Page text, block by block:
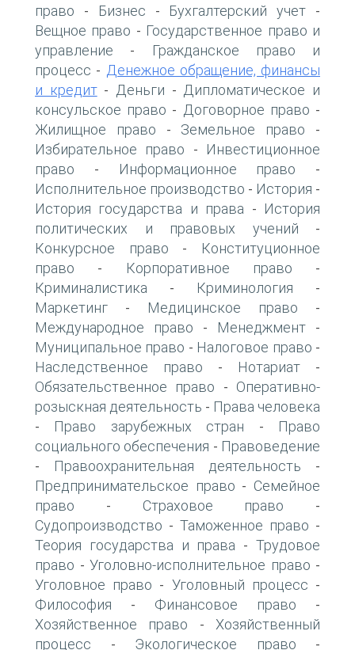
право - Бизнес - Бухгалтерский учет -
Вещное право - Государственное право и
управление -
Гражданское право и
процесс - Денежное обращение, финансы
и кредит- Деньги - Дипломатическое и
консульское право - Договорное право -
Жилищное право - Земельное право -
Избирательное право -
Инвестиционное
право - Информационное право -
Исполнительное производство - История -
История государства и права -
История
политических и правовых учений -
Конкурсное право -
Конституционное
право - Корпоративное право -
Криминалистика - Криминология -
Маркетинг - Медицинское право -
Международное право - Менеджмент -
Муниципальное право - Налоговое право -
Наследственное право - Нотариат -
Обязательственное право - Оперативно-
розыскная деятельность - Права человека
- Право зарубежных стран -
Право
социального обеспечения - Правоведение
- Правоохранительная деятельность -
Предпринимательское право - Семейное
право - Страховое право -
Судопроизводство - Таможенное право -
Теория государства и права -Трудовое
право - Уголовно-исполнительное право -
Уголовное право - Уголовный процесс -
Философия - Финансовое право -
Хозяйственное право - Хозяйственный
процесс - Экологическое право -